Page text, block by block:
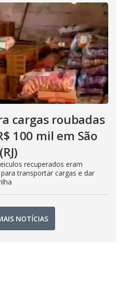
cargas roubadas
100 mil em São
recuperados eram
transportar cargas e dar
NOTÍCIAS